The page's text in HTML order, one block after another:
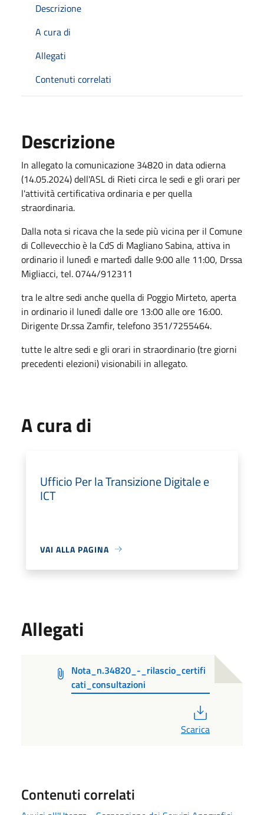
Descrizione
A cura di
Allegati
Contenuti correlati
Descrizione
In allegato la comunicazione 34820 in data odierna
(14.05.2024) dell'ASL di Rieti circa le sedi e gli orari per
l'attività certificativa ordinaria e per quella
straordinaria.
Dalla nota si ricava che la sede più vicina per il Comune
di Collevecchio è la CdS di Magliano Sabina, attiva in
ordinario il lunedì e martedì dalle 9:00 alle 11:00, Drssa
Migliacci, tel. 0744/912311
tra le altre sedi anche quella di Poggio Mirteto, aperta
in ordinario il lunedì dalle ore 13:00 alle ore 16:00.
Dirigente Dr.ssa Zamfir, telefono 351/7255464.
tutte le altre sedi e gli orari in straordinario (tre giorni
precedenti elezioni) visionabili in allegato.
A cura di
Ufficio Per la Transizione Digitale e
ICT
VAI ALLA PAGINA
Allegati
Nota_n.34820_-_rilascio_certifi
cati_consultazioni
Scarica
Contenuti correlati